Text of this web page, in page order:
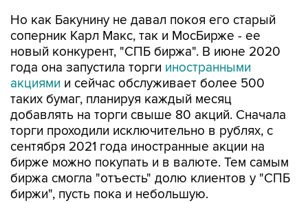
Но как Бакунину не давал покоя его старый
соперник Карл Макс, так и МосБирже - ее
новый конкурент, "СПБ биржа". В июне 2020
года она запустила торги иностранными
акциями и сейчас обслуживает более 500
таких бумаг, планируя каждый месяц
добавлять на торги свыше 80 акций. Сначала
торги проходили исключительно в рублях, с
сентября 2021 года иностранные акции на
бирже можно покупать и в валюте. Тем самым
биржа смогла "отъесть" долю клиентов у "СПБ
биржи", пусть пока и небольшую.